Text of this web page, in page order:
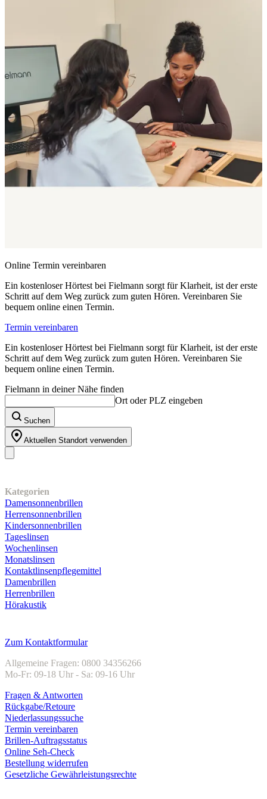
Online Termin vereinbaren
Ein kostenloser Hörtest bei Fielmann sorgt für Klarheit, ist der erste
Schritt auf dem Weg zurück zum guten Hören. Vereinbaren Sie
bequem online einen Termin.
Termin vereinbaren
Ein kostenloser Hörtest bei Fielmann sorgt für Klarheit, ist der erste
Schritt auf dem Weg zurück zum guten Hören. Vereinbaren Sie
bequem online einen Termin.
Fielmann in deiner Nähe finden
Ort oder PLZ eingeben
Suchen
Aktuellen Standort verwenden
Kategorien
Damensonnenbrillen
Herrensonnenbrillen
Kindersonnenbrillen
Tageslinsen
Wochenlinsen
Monatslinsen
Kontaktlinsenpflegemittel
Damenbrillen
Herrenbrillen
Hörakustik
Zum Kontaktformular
Allgemeine Fragen: 0800 34356266
Mo-Fr: 09-18 Uhr - Sa: 09-16 Uhr
Fragen & Antworten
Rückgabe/Retoure
Niederlassungssuche
Termin vereinbaren
Brillen-Auftragsstatus
Online Seh-Check
Bestellung widerrufen
Gesetzliche Gewährleistungsrechte